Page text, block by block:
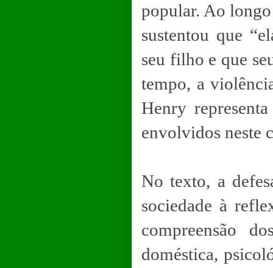
popular. Ao
sustentou que
seu filho e que
tempo, a
Henry
envolvidos neste
No texto, a
sociedade à
compreensão
doméstica,